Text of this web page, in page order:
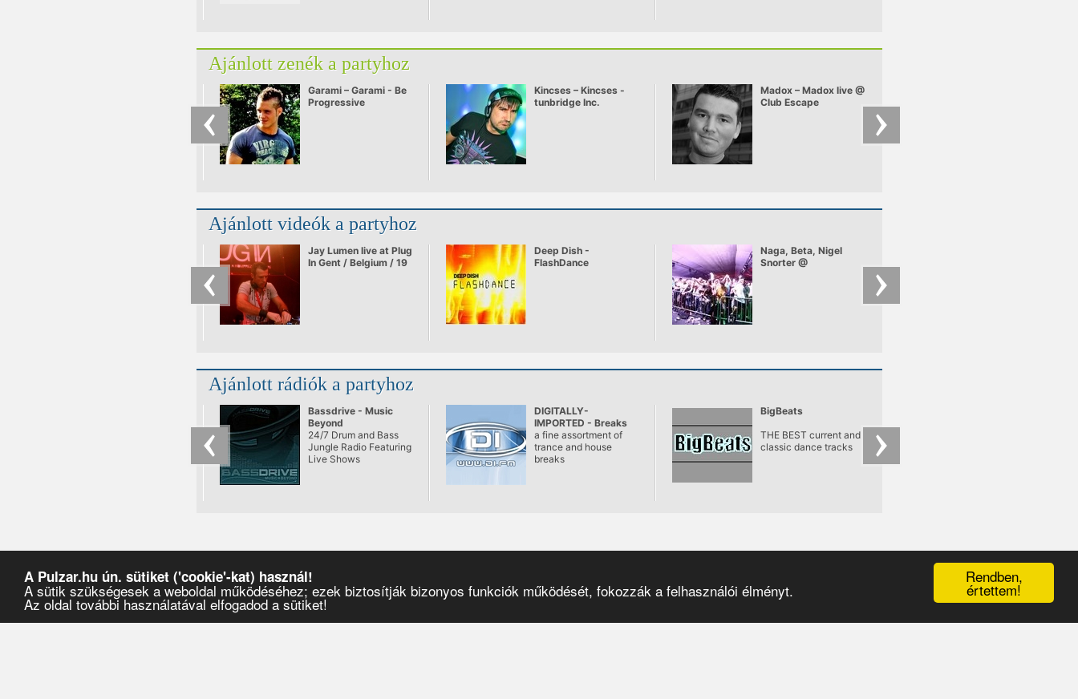
Rendben,
értettem!
A Pulzar.hu ún. sütiket ('cookie'-kat) használ!
A sütik szükségesek a weboldal működéséhez; ezek biztosítják bizonyos funkciók működését, fokozzák a felhasználói élményt.
Az oldal további használatával elfogadod a sütiket!
Ajánlott zenék a partyhoz
Garami – Garami - Be
Progressive
Kincses – Kincses -
tunbridge Inc.
Madox – Madox live @
Club Escape
Ajánlott videók a partyhoz
Jay Lumen live at Plug
In Gent / Belgium / 19
Deep Dish -
FlashDance
Naga, Beta, Nigel
Snorter @
Ajánlott rádiók a partyhoz
Bassdrive - Music
Beyond
24/7 Drum and Bass
Jungle Radio Featuring
Live Shows
DIGITALLY-
IMPORTED - Breaks
a fine assortment of
trance and house
breaks
BigBeats
THE BEST current and
classic dance tracks